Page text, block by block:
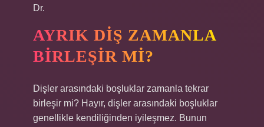
Dr.
AYRIK DIŞ ZAMANLA
BIRLEŞIR MI?
Dişler arasındaki boşluklar zamanla tekrar
birleşir mi? Hayır, dişler arasındaki boşluklar
genellikle kendiliğinden iyileşmez. Bunun